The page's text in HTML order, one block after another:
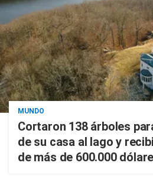
MUNDO
Cortaron 138 árboles
de su casa al lago y
de más de 600.000